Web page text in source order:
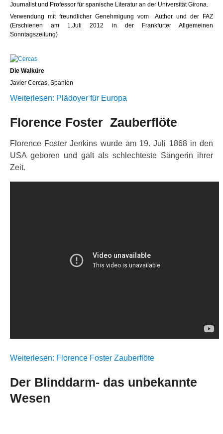
Journalist und Professor für spanische Literatur an der Universität Girona.
Verwendung mit freundlicher Genehmigung vom Author und der FAZ
(Erschienen am 1.Juli 2012 in der Frankfurter Allgemeinen
Sonntagszeitung)
Die Walküre
Javier Cercas, Spanien
Weiterlesen: Plädoyer für Europa
Florence Foster Zauberflöte
Florence Foster Jenkins wurde am 19. Juli 1868 in den
USA geboren und galt als schlechteste Sängerin ihrer
Zeit.
Weiterlesen: Florence Foster Zauberflöte
Der Blinddarm- das unbekannte
Wesen